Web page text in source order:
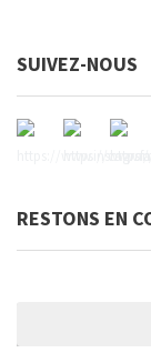
SUIVEZ-NOUS
RESTONS EN